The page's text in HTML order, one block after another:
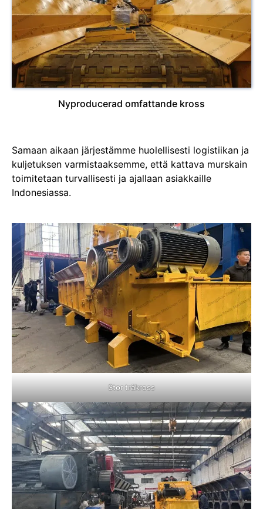
Nyproducerad omfattande kross
Samaan aikaan järjestämme huolellisesti logistiikan ja
kuljetuksen varmistaaksemme, että kattava murskain
toimitetaan turvallisesti ja ajallaan asiakkaille
Indonesiassa.
Stor träkross